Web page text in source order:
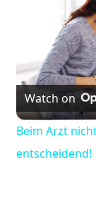
Watch on
Beim Arzt
entscheidend!